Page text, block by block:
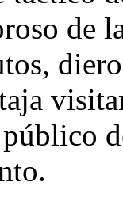
de